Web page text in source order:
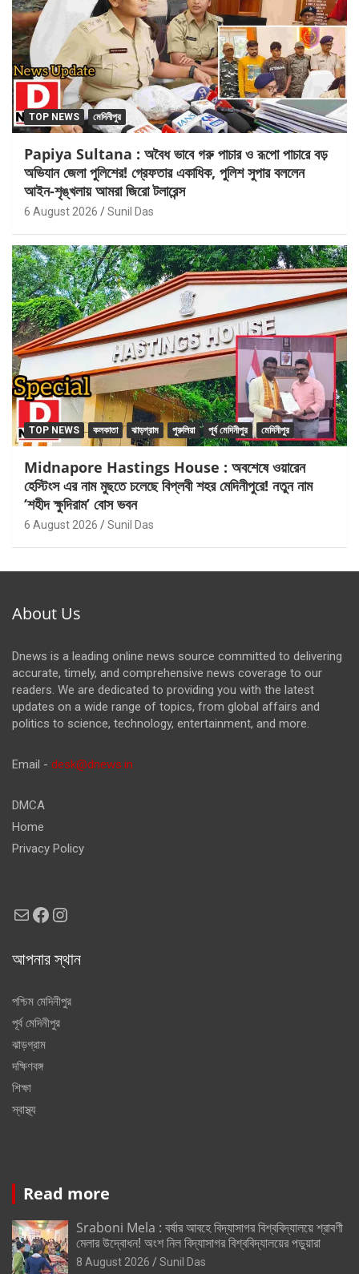
TOP NEWS মেদিনীপুর
Papiya Sultana : অবৈধ ভাবে গরু পাচার ও রূপো পাচারে বড়
অভিযান জেলা পুলিশের! গ্রেফতার একাধিক, পুলিশ সুপার বললেন
আইন-শৃঙ্খলায় আমরা জিরো টলারেন্স
6 August 2026 Sunil Das
TOP NEWS কলকাতা ঝাড়গ্রাম পুরুলিয়া পূর্ব মেদিনীপুর মেদিনীপুর
Midnapore Hastings House : অবশেষে ওয়ারেন
হেস্টিংস এর নাম মুছতে চলেছে বিপ্লবী শহর মেদিনীপুরে! নতুন নাম
‘শহীদ ক্ষুদিরাম’ বোস ভবন
6 August 2026 Sunil Das
About Us
Dnews is a leading online news source committed to delivering
accurate, timely, and comprehensive news coverage to our
readers. We are dedicated to providing you with the latest
updates on a wide range of topics, from global affairs and
politics to science, technology, entertainment, and more.
Email - desk@dnews.in
DMCA
Home
Privacy Policy
MailFacebook
Instagram
আপনার স্থান
পশ্চিম মেদিনীপুর
পূর্ব মেদিনীপুর
ঝাড়গ্রাম
দক্ষিণবঙ্গ
শিক্ষা
স্বাস্থ্য
Read more
Sraboni Mela : বর্ষার আবহে বিদ্যাসাগর বিশ্ববিদ্যালয়ে শ্রাবণী
মেলার উদ্বোধন! অংশ নিল বিদ্যাসাগর বিশ্ববিদ্যালয়ের পড়ুয়ারা
8 August 2026 Sunil Das